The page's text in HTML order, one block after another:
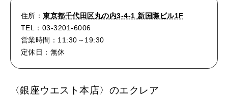
住所：東京都千代田区丸の内3-4-1 新国際ビル1F
TEL：03-3201-6006
営業時間：11:30～19:30
定休日：無休
〈銀座ウエスト本店〉のエクレア